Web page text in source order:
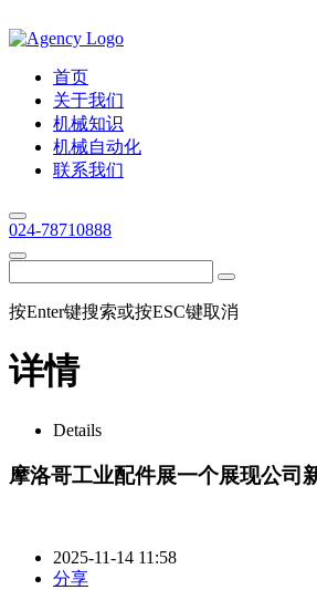
首页
关于我们
机械知识
机械自动化
联系我们
024-78710888
按Enter键搜索或按ESC键取消
详情
Details
摩洛哥工业配件展一个展现公司
2025-11-14 11:58
分享